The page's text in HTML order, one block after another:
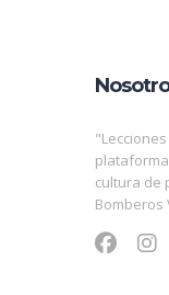
cultura de
Bomberos